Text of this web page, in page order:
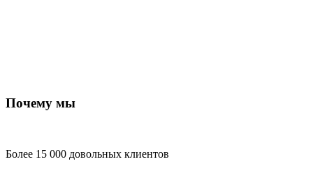
Почему мы
Более 15 000 довольных клиентов